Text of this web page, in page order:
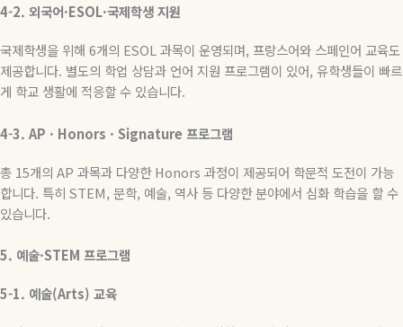
4-2. 외국어·ESOL·국제학생지원
국제학생을 위해 6개의 ESOL과목이 운영되며, 프랑스어와 스페인어 교육도
제공합니다. 별도의 학업 상담과 언어 지원 프로그램이 있어, 유학생들이 빠르
게 학교 생활에 적응할 수 있습니다.
4-3. AP · Honors · Signature 프로그램
총 15개의 AP 과목과 다양한Honors 과정이 제공되어 학문적 도전이 가능
합니다. 특히 STEM, 문학, 예술, 역사 등 다양한 분야에서 심화 학습을 할 수
있습니다.
5. 예술·STEM 프로그램
5-1. 예술(Arts) 교육